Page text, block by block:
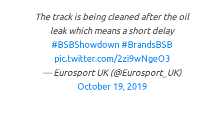
The track is being cleaned after the oil
leak which means a short delay
#BSBShowdown #BrandsBSB
pic.twitter.com/2zi9wNgeO3
— Eurosport UK (@Eurosport_UK)
October 19, 2019